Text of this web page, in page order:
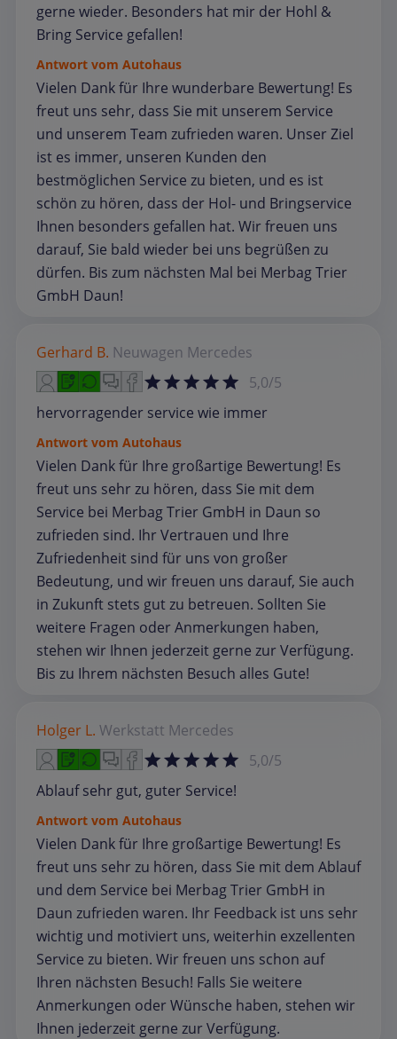
gerne wieder. Besonders hat mir der Hohl &
Bring Service gefallen!
Antwort vom Autohaus
Vielen Dank für Ihre wunderbare Bewertung! Es
freut uns sehr, dass Sie mit unserem Service
und unserem Team zufrieden waren. Unser Ziel
ist es immer, unseren Kunden den
bestmöglichen Service zu bieten, und es ist
schön zu hören, dass der Hol- und Bringservice
Ihnen besonders gefallen hat. Wir freuen uns
darauf, Sie bald wieder bei uns begrüßen zu
dürfen. Bis zum nächsten Mal bei Merbag Trier
GmbH Daun!
Gerhard B. Neuwagen Mercedes
5,0/5
hervorragender service wie immer
Antwort vom Autohaus
Vielen Dank für Ihre großartige Bewertung! Es
freut uns sehr zu hören, dass Sie mit dem
Service bei Merbag Trier GmbH in Daun so
zufrieden sind. Ihr Vertrauen und Ihre
Zufriedenheit sind für uns von großer
Bedeutung, und wir freuen uns darauf, Sie auch
in Zukunft stets gut zu betreuen. Sollten Sie
weitere Fragen oder Anmerkungen haben,
stehen wir Ihnen jederzeit gerne zur Verfügung.
Bis zu Ihrem nächsten Besuch alles Gute!
Holger L. Werkstatt Mercedes
5,0/5
Ablauf sehr gut, guter Service!
Antwort vom Autohaus
Vielen Dank für Ihre großartige Bewertung! Es
freut uns sehr zu hören, dass Sie mit dem Ablauf
und dem Service bei Merbag Trier GmbH in
Daun zufrieden waren. Ihr Feedback ist uns sehr
wichtig und motiviert uns, weiterhin exzellenten
Service zu bieten. Wir freuen uns schon auf
Ihren nächsten Besuch! Falls Sie weitere
Anmerkungen oder Wünsche haben, stehen wir
Ihnen jederzeit gerne zur Verfügung.